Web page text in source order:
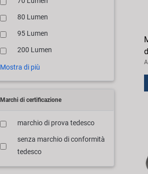
80 Lumen
95 Lumen
200 Lumen
Mostra di più
Marchi di certificazione
marchio di prova tedesco
senza marchio di conformità
tedesco